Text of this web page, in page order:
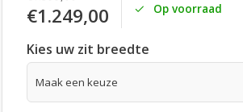
€1.249,00 Op voorraad
Kies uw zit breedte